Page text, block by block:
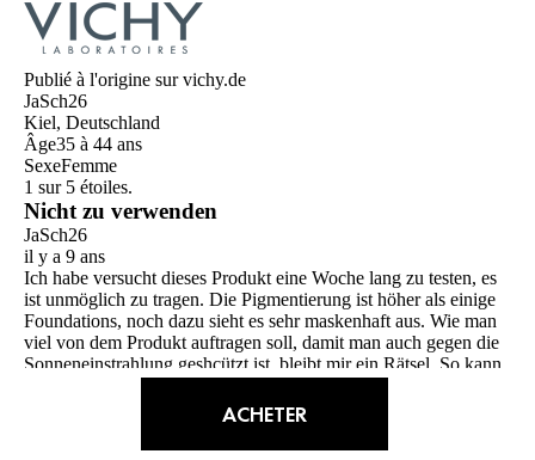
Publié à l'origine sur vichy.de
JaSch26
Kiel, Deutschland
Âge35 à 44 ans
SexeFemme
1 sur 5 étoiles.
Nicht zu verwenden
JaSch26
il y a 9 ans
Ich habe versucht dieses Produkt eine Woche lang zu testen, es
ist unmöglich zu tragen. Die Pigmentierung ist höher als einige
Foundations, noch dazu sieht es sehr maskenhaft aus. Wie man
viel von dem Produkt auftragen soll, damit man auch gegen die
Sonneneinstrahlung geshcützt ist, bleibt mir ein Rätsel. So kann
Non, Je ne recommande pas ce produit.
ACHETER